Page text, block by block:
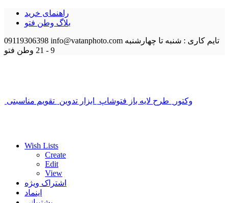
راهنمای خرید
بلاگ وطن فتو
09119306398 info@vatanphoto.com تایم کاری : شنبه تا چهارشنبه
9 - 21
وطن فتو
وکتور طرح لایه باز فتوشاپ ابزار تدوین تقویم مناسبتی
Wish Lists
Create
Edit
View
اشتراک ویژه
اینماد